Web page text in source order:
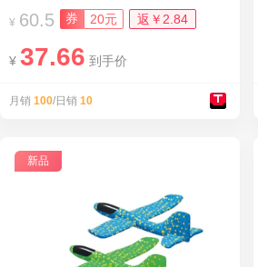
¥ 60.5 券 20元 返￥2.84
¥ 37.66 到手价
月销 100/日销 10
新品